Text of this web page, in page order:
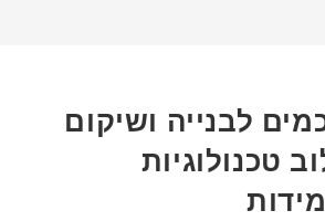
לבנייה ושיקום
טכנולוגיות